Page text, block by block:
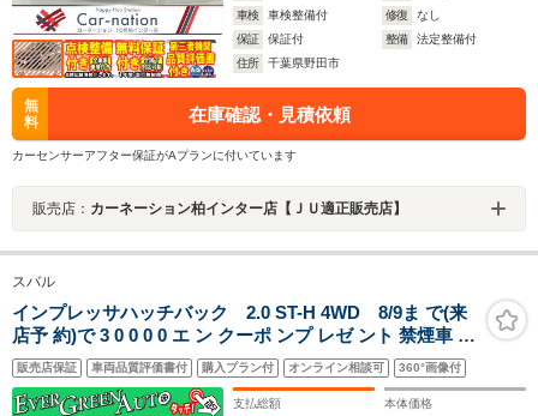
車検
車検整備付 修復
なし
保証
保証付 整備
法定整備付
住所
千葉県野田市
無
料
在庫確認・見積依頼
カーセンサーアフター保証がAプランに付いています
販売店： カーネーション柏インター店【ＪＵ適正販売店】
スバル
インプレッサハッチバック 2.0 ST-H 4WD 8/9ま で(来
店予 約)で 3 0 0 0 0 エ ン クーポ ンプ レゼ ント 禁煙車 新
世代アイサイト 全周囲モニター 純正メモリナビ シートヒ
ーター ETC2.0 Bluetooth パワーシート 電動パーキング
アルミペダル LEDライト
販売店保証 車両品質評価書付 購入プラン付 オンライン相談可 360°画像付
支払総額 本体価格